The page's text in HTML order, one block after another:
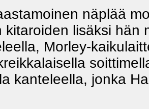
näplää
kitaroiden lisäksi
Morley-
kanteleella, jonka